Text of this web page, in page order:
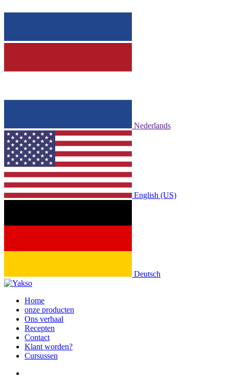
Nederlands
English (US)
Deutsch
Home
onze producten
Ons verhaal
Recepten
Contact
Klant worden?
Cursussen